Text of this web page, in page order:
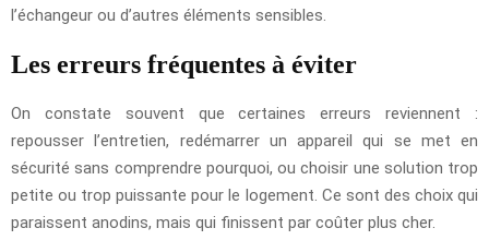
l’échangeur ou d’autres éléments sensibles.
Les erreurs fréquentes à éviter
On constate souvent que certaines erreurs reviennent :
repousser l’entretien, redémarrer un appareil qui se met en
sécurité sans comprendre pourquoi, ou choisir une solution trop
petite ou trop puissante pour le logement. Ce sont des choix qui
paraissent anodins, mais qui finissent par coûter plus cher.